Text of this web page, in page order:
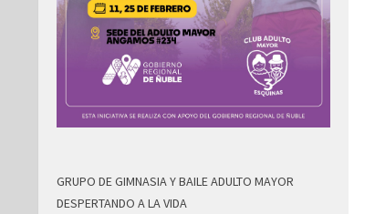
GRUPO DE GIMNASIA Y BAILE ADULTO MAYOR
DESPERTANDO A LA VIDA